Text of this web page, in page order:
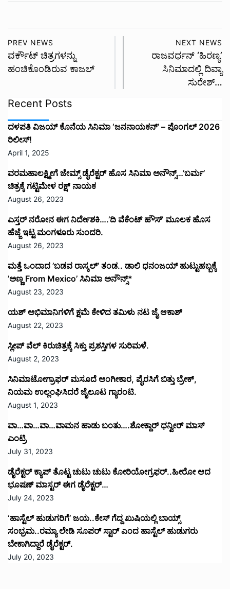
PREV NEWS
ವರ್ಕೌಟ್ ಚಿತ್ರಗಳನ್ನು
ಹಂಚಿಕೊಂಡಿರುವ ಕಾಜಲ್
NEXT NEWS
ರಾಜವರ್ಧನ್ ‘ಹಿರಣ್ಯ’
ಸಿನಿಮಾದಲ್ಲಿ ದಿವ್ಯಾ
ಸುರೇಶ್…
Recent Posts
ದಳಪತಿ ವಿಜಯ್‌ ಕೊನೆಯ ಸಿನಿಮಾ ‘ಜನನಾಯಕನ್’ – ಪೊಂಗಲ್ 2026
ರಿಲೀಸ್!
April 1, 2025
ವರಮಹಾಲಕ್ಷ್ಮೀಗೆ ಜೇಮ್ಸ್ ಡೈರೆಕ್ಟರ್ ಹೊಸ ಸಿನಿಮಾ ಅನೌನ್ಸ್…’ಬರ್ಮ’
ಚಿತ್ರಕ್ಕೆ ಗಟ್ಟಿಮೇಳ ರಕ್ಷ್ ನಾಯಕ
August 26, 2023
ಎಸ್ತರ್ ನರೋನ ಈಗ ನಿರ್ದೇಶಕಿ….’ದಿ ವೆಕೆಂಟ್ ಹೌಸ್‌’‌ ಮೂಲಕ ಹೊಸ
ಹೆಜ್ಜೆ ಇಟ್ಟ ಮಂಗಳೂರು ಸುಂದರಿ.
August 26, 2023
ಮತ್ತೆ ಒಂದಾದ ’ಬಡವ ರಾಸ್ಕಲ್’ ತಂಡ.. ಡಾಲಿ ಧನಂಜಯ್ ಹುಟ್ಟುಹಬ್ಬಕ್ಕೆ
’ಅಣ್ಣ From Mexico’ ಸಿನಿಮಾ ಅನೌನ್ಸ್*
August 23, 2023
ಯಶ್ ಅಭಿಮಾನಿಗಳಿಗೆ ಕ್ಷಮೆ ಕೇಳಿದ ತಮಿಳು ನಟ ಜೈ ಆಕಾಶ್
August 22, 2023
ಸ್ಲೀಪ್ ವೆಲ್ ಕಿರುಚಿತ್ರಕ್ಕೆ ಸಿಕ್ತು ಪ್ರಶಸ್ತಿಗಳ ಸುರಿಮಳೆ.
August 2, 2023
ಸಿನಿಮಾಟೋಗ್ರಾಫರ್ ಮಸೂದೆ ಅಂಗೀಕಾರ, ಪೈರಸಿಗೆ ಬಿತ್ತು ಬ್ರೇಕ್,
ನಿಯಮ ಉಲ್ಲಂಘಿಸಿದರೆ ಜೈಲೂಟ ಗ್ಯಾರಂಟಿ.
August 1, 2023
ವಾ…ವಾ…ವಾ…ವಾಮನ ಹಾಡು ಬಂತು….ಶೋಕ್ದಾರ್ ಧನ್ವೀರ್ ಮಾಸ್
ಎಂಟ್ರಿ
July 31, 2023
ಡೈರೆಕ್ಟರ್ ಕ್ಯಾಪ್ ತೊಟ್ಟ ಚುಟು ಚುಟು ಕೋರಿಯೋಗ್ರಫರ್..ಹೀರೋ ಆದ
ಭೂಷಣ್ ಮಾಸ್ಟರ್ ಈಗ ಡೈರೆಕ್ಟರ್…
July 24, 2023
‘ಹಾಸ್ಟೆಲ್ ಹುಡುಗರಿಗೆ’ ಜಯ..ಕೇಸ್ ಗೆದ್ದ ಖುಷಿಯಲ್ಲಿ ಬಾಯ್ಸ್
ಸಂಭ್ರಮ..ರಮ್ಯಾ ಲೇಡಿ ಸೂಪರ್ ಸ್ಟಾರ್ ಎಂದ ಹಾಸ್ಟೆಲ್ ಹುಡುಗರು
ಬೇಕಾಗಿದ್ದಾರೆ ಡೈರೆಕ್ಟರ್.
July 20, 2023